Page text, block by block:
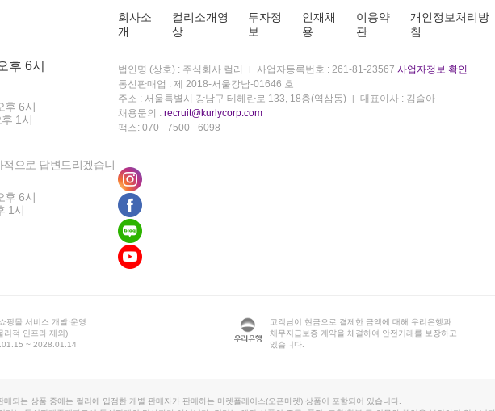
후 6시
후 6시
1시
으로 답변드리겠습니
후 6시
1시
회사소
개
컬리소개영
상
투자정
보
인재채
용
이용약
관
개인정보처리방
침
법인명 (상호) : 주식회사 컬리 사업자등록번호 : 261-81-23567 사업자정보 확인
통신판매업 : 제 2018-서울강남-01646 호
주소 : 서울특별시 강남구 테헤란로 133, 18층(역삼동)
대표이사 : 김슬아
채용문의 : recruit@kurlycorp.com
팩스: 070 - 7500 - 6098
핑몰 서비스 개발·운영
리적 인프라 제외)
~ 2028.01.14
고객님이 현금으로 결제한 금액에 대해 우리은행과
채무지급보증 계약을 체결하여 안전거래를 보장하고
있습니다.
매되는 상품 중에는 컬리에 입점한 개별 판매자가 판매하는 마켓플레이스(오픈마켓) 상품이 포함되어 있습니다.